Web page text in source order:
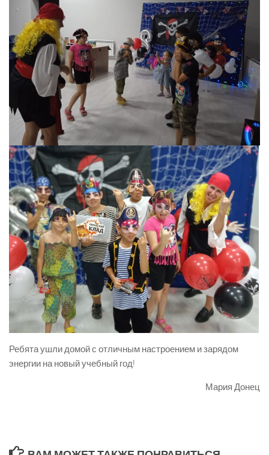
Ребята ушли домой с отличным настроением и зарядом
энергии на новый учебный год!
Мария Донец